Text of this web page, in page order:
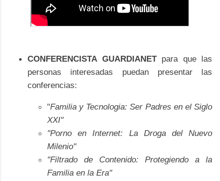
CONFERENCISTA GUARDIANETpara que las
personas interesadas puedan presentar las
conferencias:
"Familia y Tecnologia: Ser Padres en el Siglo
XXI"
"Porno en Internet: La Droga del Nuevo
Milenio"
"Filtrado de Contenido: Protegiendo a la
Familia en la Era"